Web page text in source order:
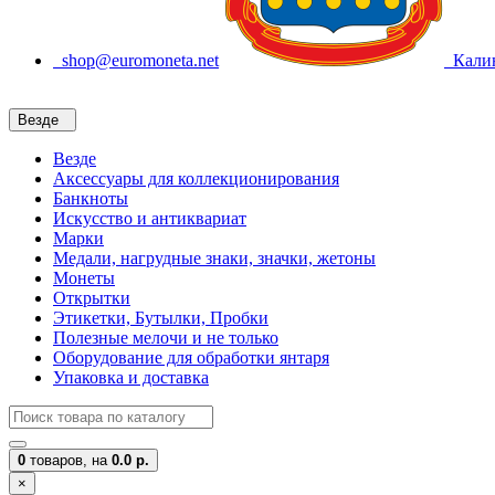
shop@euromoneta.net
Везде
Везде
Аксессуары для коллекционирования
Банкноты
Искусство и антиквариат
Марки
Медали, нагрудные знаки, значки, жетоны
Монеты
Открытки
Этикетки, Бутылки, Пробки
Полезные мелочи и не только
Оборудование для обработки янтаря
Упаковка и доставка
0 товаров, на 0.0 р.
×